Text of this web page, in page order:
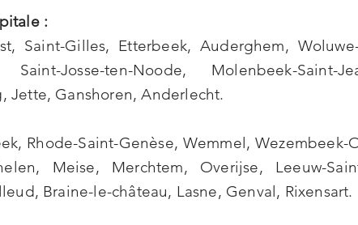
:
, Saint-Gilles, Etterbeek, Auderghem,
Saint-Josse-ten-Noode, Molenbeek-Saint-
, Jette, Ganshoren,Anderlecht.
, Rhode-Saint-Genèse, Wemmel,Wezembeek-
, Meise, Merchtem, Overijse, Leeuw-
, Braine-le-château, Lasne, Genval, Rixensart.